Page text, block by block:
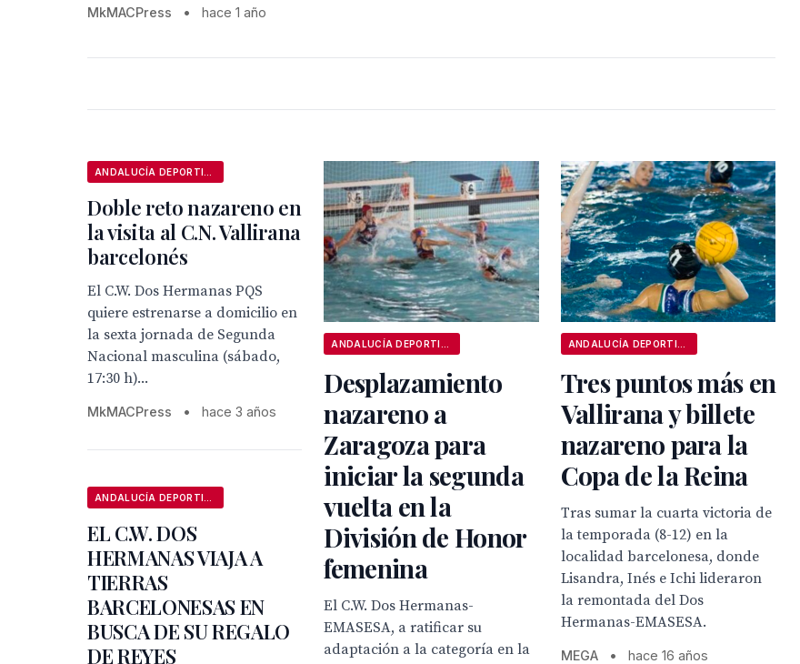
MkMACPress • hace 1 año
Doble reto nazareno en
la visita al C.N. Vallirana
barcelonés
El C.W. Dos Hermanas PQS
quiere estrenarse a domicilio en
la sexta jornada de Segunda
Nacional masculina (sábado,
17:30 h)...
MkMACPress • hace 3 años
Desplazamiento
nazareno a
Zaragoza para
iniciar la segunda
vuelta en la
División de Honor
femenina
El C.W. Dos Hermanas-
EMASESA, a ratificar su
adaptación a la categoría en la
Tres puntos más en
Vallirana y billete
nazareno para la
Copa de la Reina
Tras sumar la cuarta victoria de
la temporada (8-12) en la
localidad barcelonesa, donde
Lisandra, Inés e Ichi lideraron
la remontada del Dos
Hermanas-EMASESA.
MEGA • hace 16 años
EL C.W. DOS
HERMANAS VIAJA A
TIERRAS
BARCELONESAS EN
BUSCA DE SU REGALO
DE REYES